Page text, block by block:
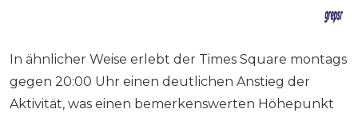
In ähnlicher Weise erlebt der Times Square montags
gegen 20:00 Uhr einen deutlichen Anstieg der
Aktivität, was einen bemerkenswerten Höhepunkt